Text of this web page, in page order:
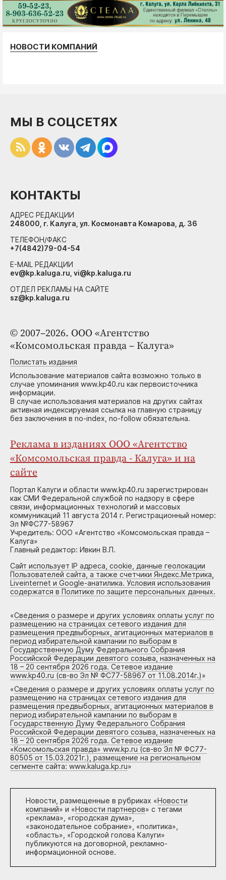
НОВОСТИ КОМПАНИЙ
© 2007–2026. ООО «Агентство
«Комсомольская правда – Калуга»
Полистать издания
Использование материалов сайта возможно только в
случае упоминания www.kp40.ru как первоисточника
информации.
В случае использования материалов на других сайтах
активная индексируемая ссылка на главную страницу
без заключения в no-index, no-follow обязательна.
Реклама в изданиях ООО «Агентство
«Комсомольская правда - Калуга» и на
сайте
Портал Калуги и области www.kp40.ru зарегистрирован
как СМИ Федеральной службой по надзору в сфере
связи, информационных технологий и массовых
коммуникаций 11 августа 2014 г. Регистрационный номер:
Эл №ФС77-58967
Учредитель: ООО «Агентство «Комсомольская правда –
Калуга»
Главный редактор: Ивкин В.П.
Сайт использует IP адреса, cookie, данные геолокации
Пользователей сайта, а также счетчики Яндекс.Метрика,
Liveinternet и Google-анатилика. Условия использования
содержатся в Политике по защите персональных данных.
«Сведения о размере и других условиях оплаты услуг по
размещению на страницах сетевого издания для
размещения предвыборных, агитационных материалов в
период избирательной кампании по выборам в
Государственную Думу Федерального Собрания
Российской Федерации девятого созыва, назначенных на
18 – 20 сентября 2026 года. Сетевое издание
www.kp40.ru (св-во Эл № ФС77-58967 от 11.08.2014г.)»
«Сведения о размере и других условиях оплаты услуг по
размещению на страницах сетевого издания для
размещения предвыборных, агитационных материалов в
период избирательной кампании по выборам в
Государственную Думу Федерального Собрания
Российской Федерации девятого созыва, назначенных на
18 – 20 сентября 2026 года. Сетевое издание
«Комсомольская правда» www.kp.ru (св-во Эл № ФС77-
80505 от 15.03.2021г.), размещение на региональном
сегменте сайта: www.kaluga.kp.ru»
Новости, размещенные в рубриках «Новости
компаний» и «Новости партнеров» с тегами
«реклама», «городская дума»,
«законодательное собрание», «политика»,
«область», «Городской голова Калуги»
публикуются на договорной, рекламно-
информационной основе.
МЫ В СОЦСЕТЯХ
КОНТАКТЫ
АДРЕС РЕДАКЦИИ
248000, г. Калуга, ул. Космонавта Комарова, д. 36
ТЕЛЕФОН/ФАКС
+7(4842)79-04-54
E-MAIL РЕДАКЦИИ
ev@kp.kaluga.ru, vi@kp.kaluga.ru
ОТДЕЛ РЕКЛАМЫ НА САЙТЕ
sz@kp.kaluga.ru